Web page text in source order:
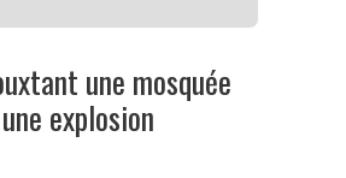
une mosquée
explosion